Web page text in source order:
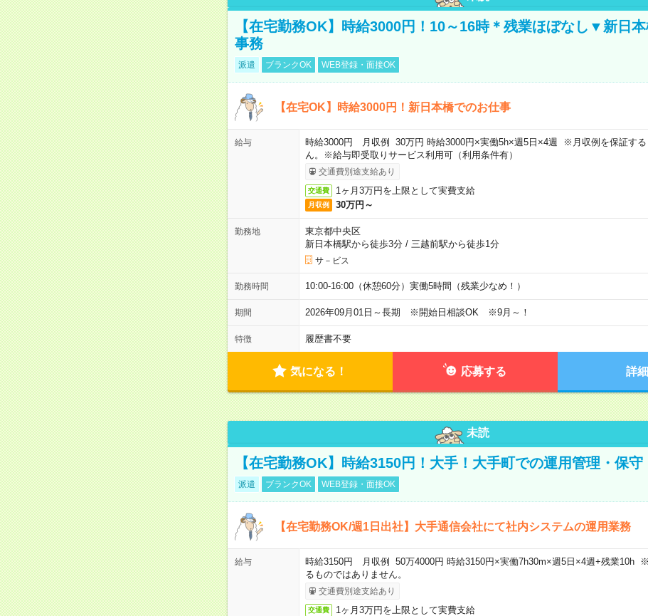
【在宅勤務OK】時給3000円！10～16時＊残業ほぼなし▼新日
事務
派遣 ブランクOK WEB登録・面接OK
【在宅OK】時給3000円！新日本橋でのお仕事
給与
時給3000円 月収例 30万円 時給3000円×実働5h×週5日×4週 ※月収例を保証する
ん。※給与即受取りサービス利用可（利用条件有）
交通費別途支給あり
交通費 1ヶ月3万円を上限として実費支給
月収例 30万円～
勤務地
東京都中央区
新日本橋駅から徒歩3分/ 三越前駅から徒歩1分
サ－ビス
勤務時間 10:00-16:00（休憩60分）実働5時間（残業少なめ！）
期間 2026年09月01日～長期 ※開始日相談OK ※9月～！
特徴 履歴書不要
気になる！ 応募する 詳
未読
【在宅勤務OK】時給3150円！大手！大手町での運用管理・保守
派遣 ブランクOK WEB登録・面接OK
【在宅勤務OK/週1日出社】大手通信会社にて社内システムの運用業務
給与
時給3150円 月収例 50万4000円 時給3150円×実働7h30m×週5日×4週+残業10h
るものではありません。
交通費別途支給あり
交通費 1ヶ月3万円を上限として実費支給